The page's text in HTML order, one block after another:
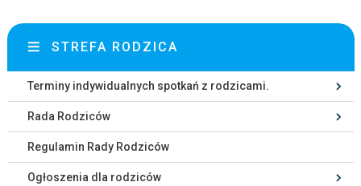
STREFA RODZICA
Terminy indywidualnych spotkań z rodzicami.
Rada Rodziców
Regulamin Rady Rodziców
Ogłoszenia dla rodziców